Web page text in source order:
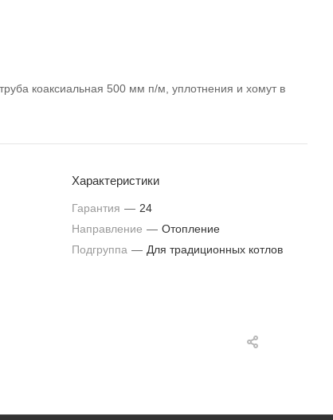
коаксиальная 500 мм п/м, уплотнения и хомут в
Характеристики
Гарантия — 24
Направление — Отопление
Подгруппа — Для традиционных котлов